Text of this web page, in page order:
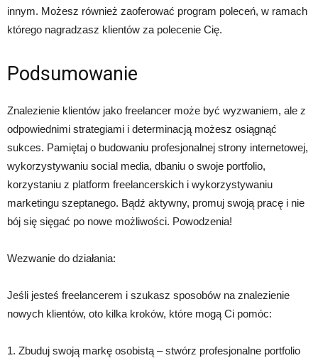
innym. Możesz również zaoferować program poleceń, w ramach
którego nagradzasz klientów za polecenie Cię.
Podsumowanie
Znalezienie klientów jako freelancer może być wyzwaniem, ale z
odpowiednimi strategiami i determinacją możesz osiągnąć
sukces. Pamiętaj o budowaniu profesjonalnej strony internetowej,
wykorzystywaniu social media, dbaniu o swoje portfolio,
korzystaniu z platform freelancerskich i wykorzystywaniu
marketingu szeptanego. Bądź aktywny, promuj swoją pracę i nie
bój się sięgać po nowe możliwości. Powodzenia!
Wezwanie do działania:
Jeśli jesteś freelancerem i szukasz sposobów na znalezienie
nowych klientów, oto kilka kroków, które mogą Ci pomóc:
1. Zbuduj swoją markę osobistą – stwórz profesjonalne portfolio